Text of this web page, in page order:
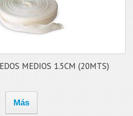
MEDIOS 1.5CM (20MTS)
Más